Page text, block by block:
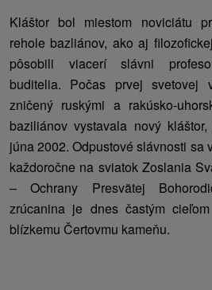
Kláštor bol miestom noviciátu
rehole bazliánov, ako aj
pôsobili viacerí slávni
buditelia. Počas prvej svetovej
zničený ruskými a rakúsko-
baziliánov vystavala nový
júna 2002. Odpustové slávnosti sa
každoročne na sviatok Zoslania
– Ochrany Presvätej
zrúcanina je dnes častým
blízkemu Čertovmu kameňu.